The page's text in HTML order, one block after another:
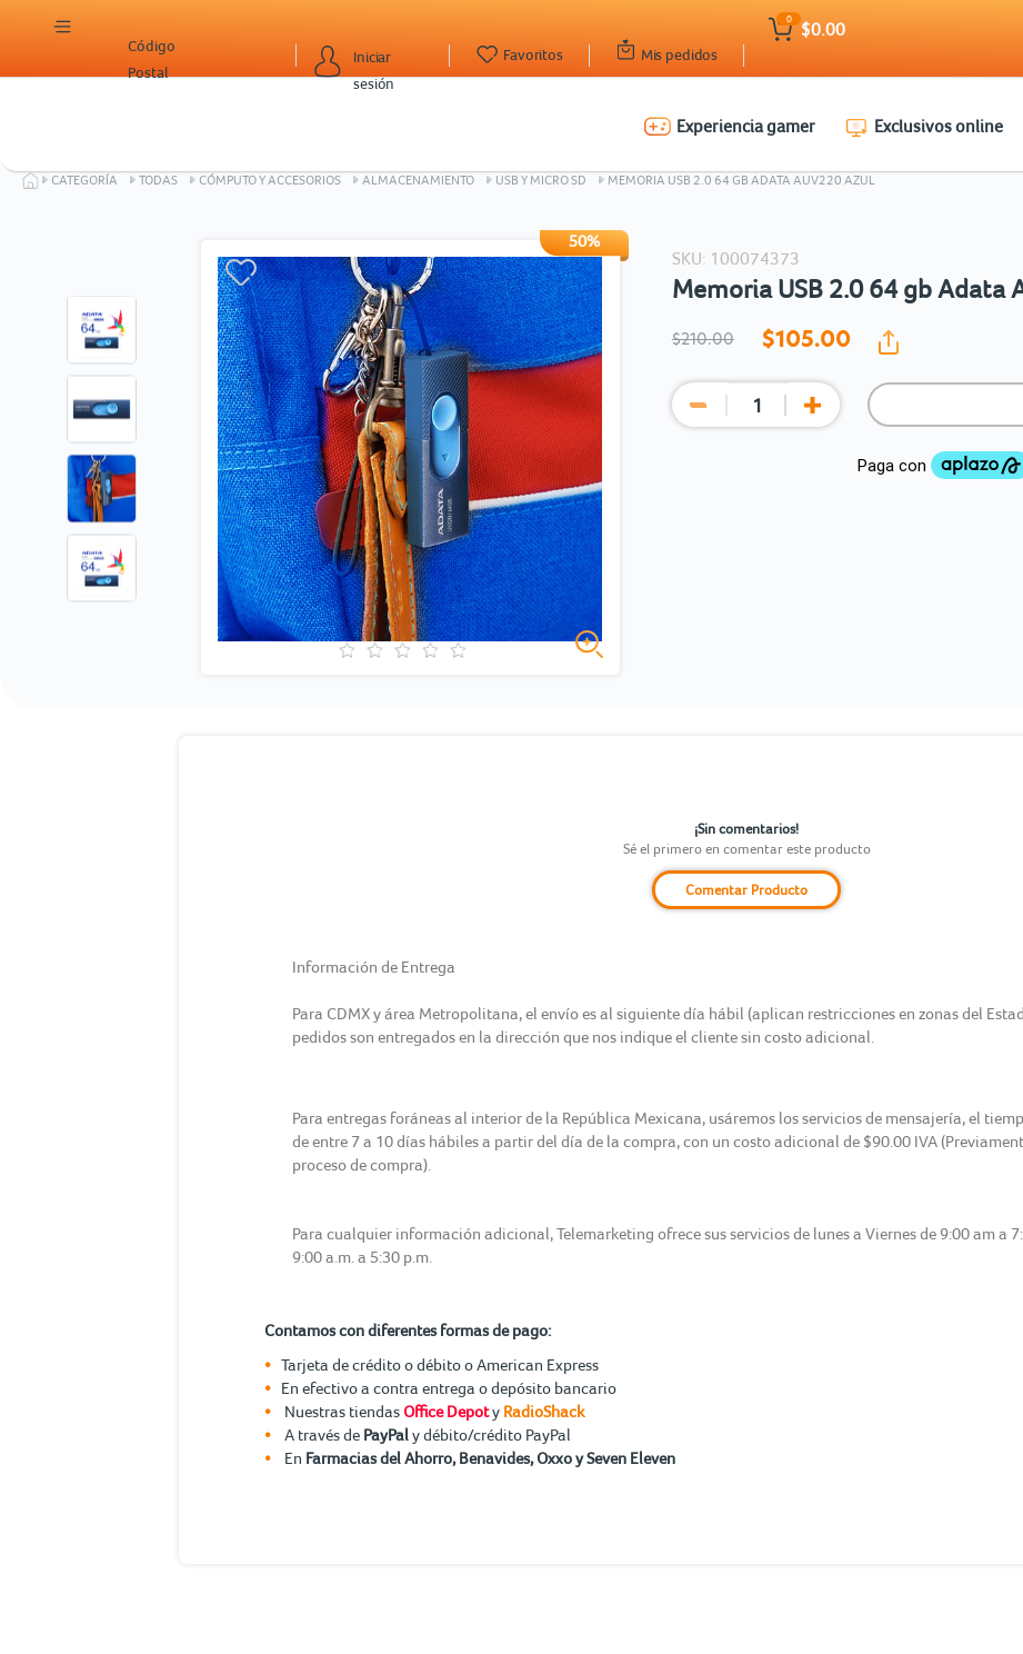
Iniciar
sesión
Código
Postal
Mis pedidos
Favoritos
0
$0.00
Experiencia gamer Exclusivos online
CATEGORÍA TODAS CÓMPUTO Y ACCESORIOS ALMACENAMIENTO USB Y MICRO SD MEMORIA USB 2.0 64 GB ADATA AUV220 AZUL
50%
SKU: 100074373
Memoria USB 2.0 64 gb Adata
$210.00 $105.00
Ingresar Codigo Postal
¡Sin comentarios!
Sé el primero en comentar este producto
Comentar Producto
Información de Entrega
Para CDMX y área Metropolitana, el envío es al siguiente día hábil (aplican restricciones en zonas del
pedidos son entregados en la dirección que nos indique el cliente sin costo adicional.
Para entregas foráneas al interior de la República Mexicana, usáremos los servicios de mensajería, el
de entre 7 a 10 días hábiles a partir del día de la compra, con un costo adicional de $90.00 IVA
proceso de compra).
Para cualquier información adicional, Telemarketing ofrece sus servicios de lunes a Viernes de 9:00 am a
9:00 a.m. a 5:30 p.m.
Contamos con diferentes formas de pago:
Tarjeta de crédito o débito o American Express
En efectivo a contra entrega o depósito bancario
Nuestras tiendas Office Depoty RadioShack
A través de PayPaly débito/crédito PayPal
En Farmacias del Ahorro, Benavides, Oxxo y Seven Eleven